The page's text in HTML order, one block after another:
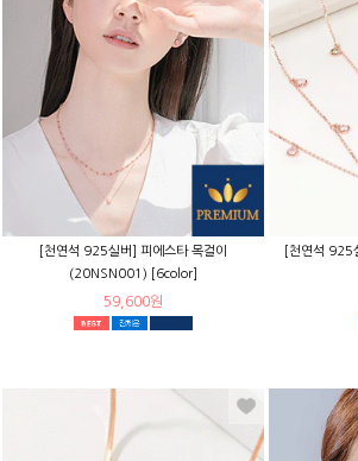
[천연석 925실버] 피에스타 목걸이
(20NSN001) [6color]
59,600원
[천연석 925